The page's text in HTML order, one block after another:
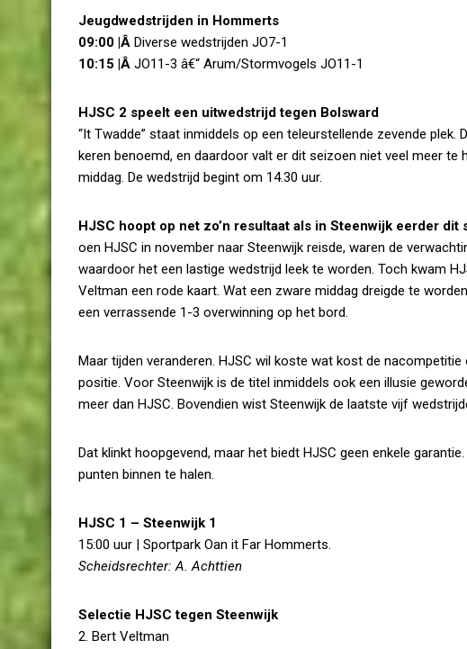
Jeugdwedstrijden in Hommerts
09:00 |Â Diverse wedstrijden JO7-1
10:15 |Â JO11-3 â€“ Arum/Stormvogels JO11-1
HJSC 2 speelt een uitwedstrijd tegen Bolsward
“It Twadde” staat inmiddels op een teleurstellende zevende
keren benoemd, en daardoor valt er dit seizoen niet veel meer
middag. De wedstrijd begint om 14.30 uur.
HJSC hoopt op net zo’n resultaat als in Steenwijk eerder dit
oen HJSC in november naar Steenwijk reisde, waren de
waardoor het een lastige wedstrijd leek te worden. Toch kwam
Veltman een rode kaart. Wat een zware middag dreigde te
een verrassende 1-3 overwinning op het bord.
Maar tijden veranderen. HJSC wil koste wat kost de
positie. Voor Steenwijk is de titel inmiddels ook een illusie
meer dan HJSC. Bovendien wist Steenwijk de laatste vijf
Dat klinkt hoopgevend, maar het biedt HJSC geen enkele
punten binnen te halen.
HJSC 1 – Steenwijk 1
15:00 uur | Sportpark Oan it Far Hommerts.
Scheidsrechter: A. Achttien
Selectie HJSC tegen Steenwijk
2. Bert Veltman